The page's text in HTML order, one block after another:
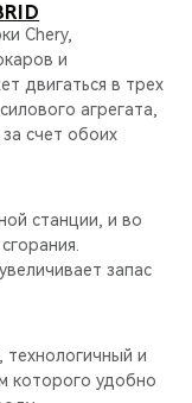
Chery,
и
двигаться в трех
агрегата,
счет обоих
станции, и во
запас
технологичный и
которого удобно